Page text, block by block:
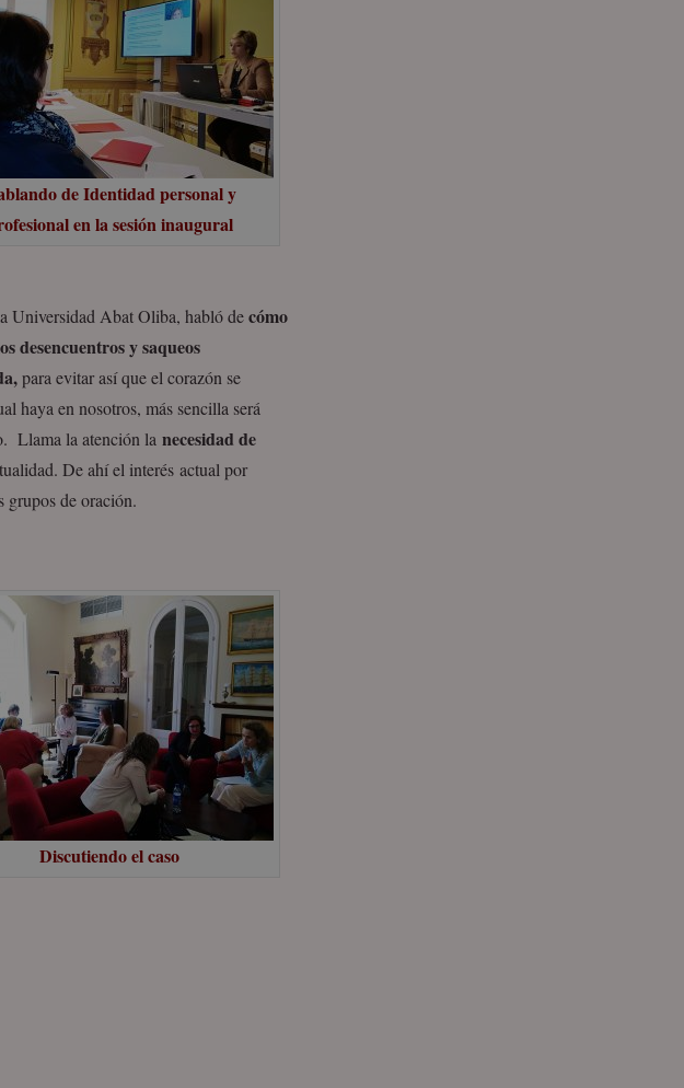
de Identidad personal y
en la sesión inaugural
Universidad Abat Oliba, habló decómo
desencuentros y saqueos
para evitar así que el corazón se
haya en nosotros, más sencilla será
Llama la atención la necesidad de
De ahí el interés actual por
grupos de oración.
Discutiendo el caso